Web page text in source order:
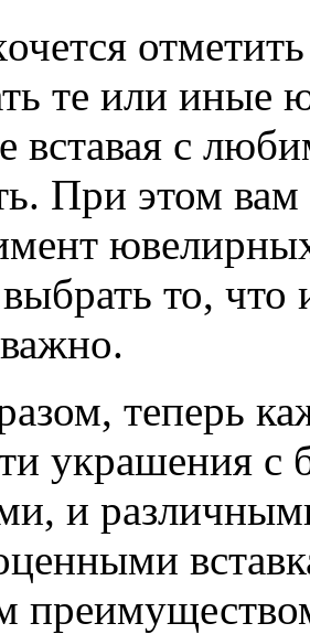
те или иные
вставая с
При этом
то, что
теперь
украшения с
и